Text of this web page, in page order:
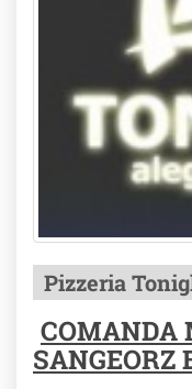
Pizzeria
COMANDA
SANGEORZ